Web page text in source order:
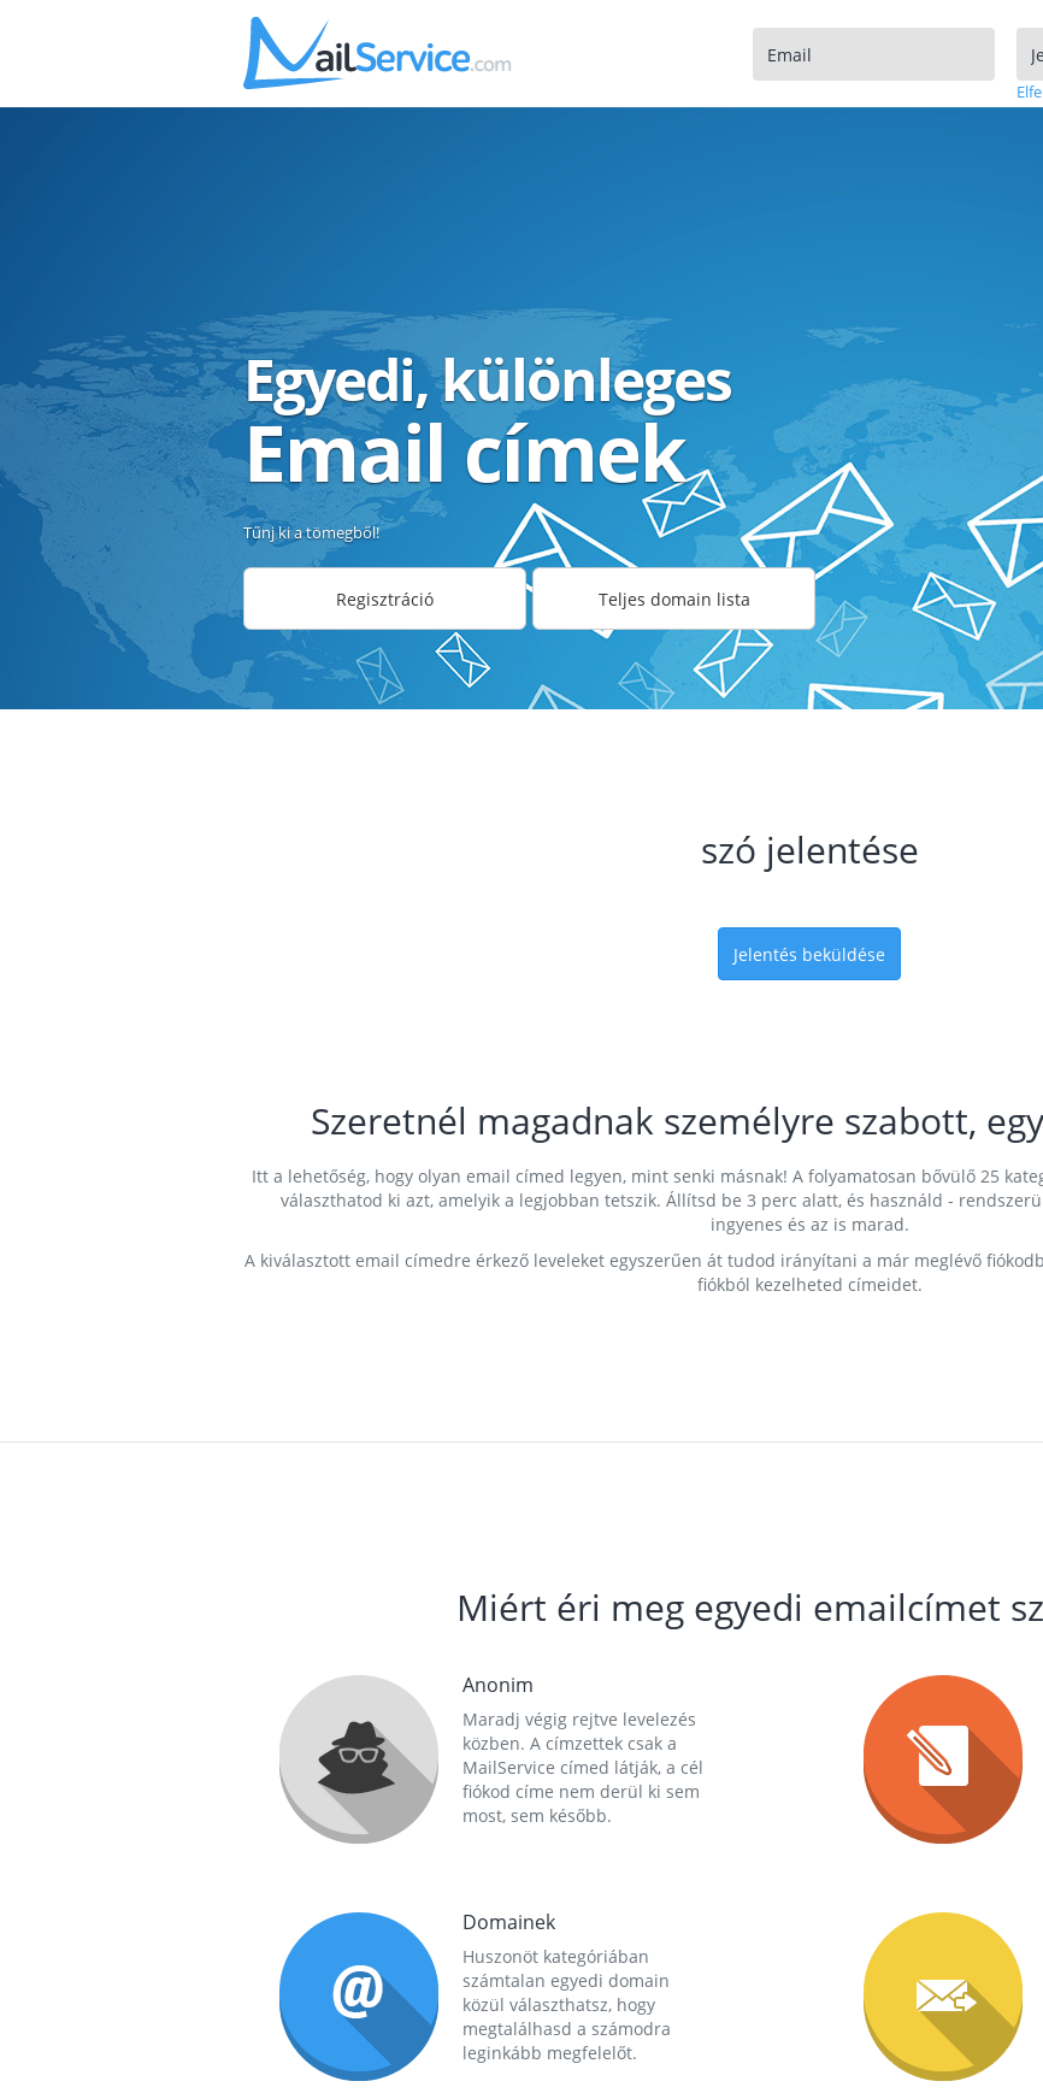
Egyedi, különleges
Email címek
Tűnj ki a tömegből!
Regisztráció Teljes domain lista
szó jelentése
Jelentés beküldése
Szeretnél magadnak személyre szabott,
Itt a lehetőség, hogy olyan email címed legyen, mint senki másnak! A folyamatosan bővülő 25
választhatod ki azt, amelyik a legjobban tetszik. Állítsd be 3 perc alatt, és használd -
ingyenes és az is marad.
A kiválasztott email címedre érkező leveleket egyszerűen át tudod irányítani a már meglévő
fiókból kezelheted címeidet.
Miért éri meg egyedi emailcímet
Anonim
Maradj végig rejtve levelezés
közben. A címzettek csak a
MailService címed látják, a cél
fiókod címe nem derül ki sem
most, sem később.
Domainek
Huszonöt kategóriában
számtalan egyedi domain
közül választhatsz, hogy
megtalálhasd a számodra
leginkább megfelelőt.